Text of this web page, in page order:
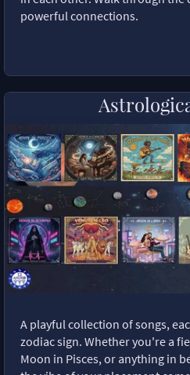
powerful connections.
A playful collection of songs,
zodiac sign. Whether you're a
Moon in Pisces, or anything in